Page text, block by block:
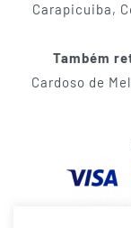
Carapicuiba,
Também
Cardoso de